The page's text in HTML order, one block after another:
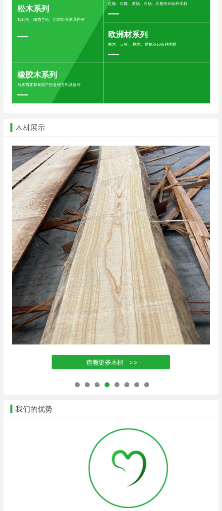
松木系列
智利松、纽西兰松、巴西松等家具用材
橡胶木系列
马来西亚和泰国产的各种方料及板材
红橡、白橡、黄杨、白杨、白腊等10余种木材
欧洲材系列
桦木、云杉 、榉木、硬枫等10余种木材
木材展示
我们的优势